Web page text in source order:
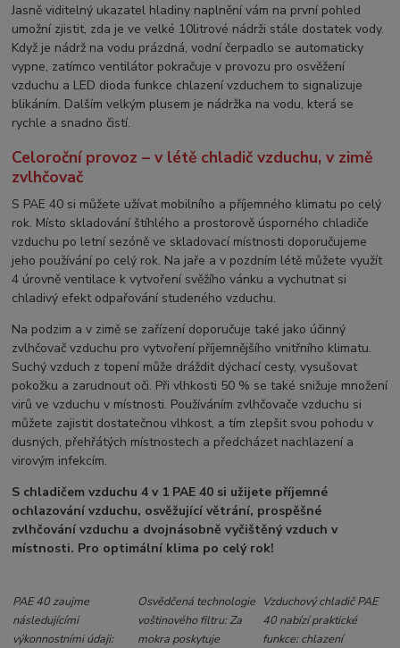
Jasně viditelný ukazatel hladiny naplnění vám na první pohled
umožní zjistit, zda je ve velké 10litrové nádrži stále dostatek vody.
Když je nádrž na vodu prázdná, vodní čerpadlo se automaticky
vypne, zatímco ventilátor pokračuje v provozu pro osvěžení
vzduchu a LED dioda funkce chlazení vzduchem to signalizuje
blikáním. Dalším velkým plusem je nádržka na vodu, která se
rychle a snadno čistí.
Celoroční provoz – v létě chladič vzduchu, v zimě
zvlhčovač
S PAE 40 si můžete užívat mobilního a příjemného klimatu po celý
rok. Místo skladování štíhlého a prostorově úsporného chladiče
vzduchu po letní sezóně ve skladovací místnosti doporučujeme
jeho používání po celý rok. Na jaře a v pozdním létě můžete využít
4 úrovně ventilace k vytvoření svěžího vánku a vychutnat si
chladivý efekt odpařování studeného vzduchu.
Na podzim a v zimě se zařízení doporučuje také jako účinný
zvlhčovač vzduchu pro vytvoření příjemnějšího vnitřního klimatu.
Suchý vzduch z topení může dráždit dýchací cesty, vysušovat
pokožku a zarudnout oči. Při vlhkosti 50 % se také snižuje množení
virů ve vzduchu v místnosti. Používáním zvlhčovače vzduchu si
můžete zajistit dostatečnou vlhkost, a tím zlepšit svou pohodu v
dusných, přehřátých místnostech a předcházet nachlazení a
virovým infekcím.
S chladičem vzduchu 4 v 1 PAE 40 si užijete příjemné
ochlazování vzduchu, osvěžující větrání, prospěšné
zvlhčování vzduchu a dvojnásobně vyčištěný vzduch v
místnosti. Pro optimální klima po celý rok!
PAE 40 zaujme
následujícími
výkonnostními údaji:
Osvědčená technologie
voštinového filtru: Za
mokra poskytuje
Vzduchový chladič PAE
40 nabízí praktické
funkce: chlazení